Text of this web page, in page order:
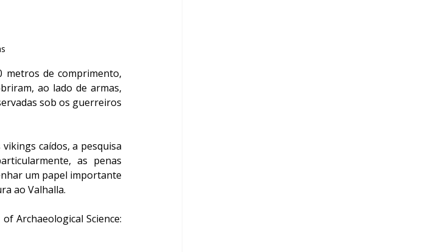
metros de comprimento,
ao lado de armas,
sob os guerreiros
caídos, a pesquisa
as penas
um papel importante
ao Valhalla.
Archaeological Science: